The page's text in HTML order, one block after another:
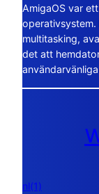
AmigaOS var
multitasking,
det att
nl(1)